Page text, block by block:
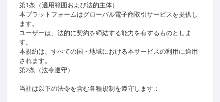
第1条（適用範囲および法的主体）
本プラットフォームはグローバル電子商取引サービスを提供し
ます。
ユーザーは、法的に契約を締結する能力を有するものとしま
す。
本規約は、すべての国・地域における本サービスの利用に適用
されます。
第2条（法令遵守）
当社は以下の法令を含む各種規制を遵守します：